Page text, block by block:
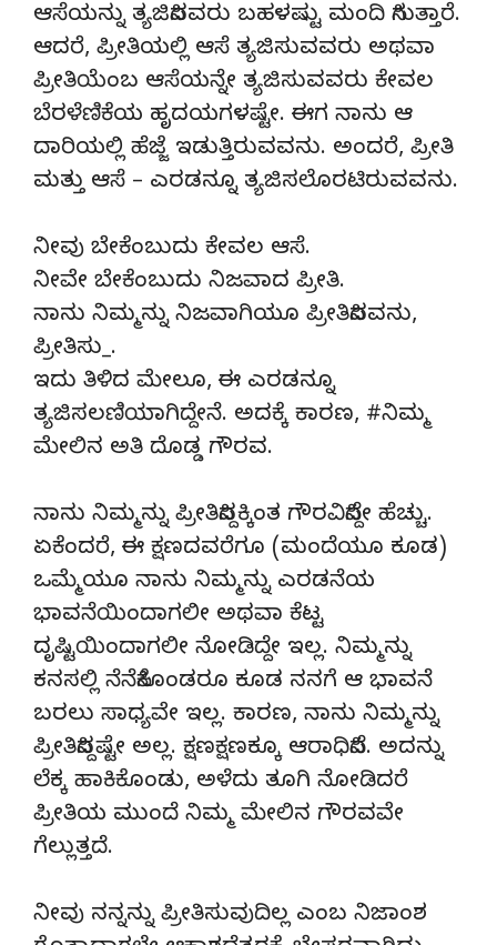
ಆಸೆಯನ್ನು ತ್ಯಜಿಸಿದವರು ಬಹಳಷ್ಟು ಮಂದಿ ಸಿಗುತ್ತಾರೆ.
ಆದರೆ, ಪ್ರೀತಿಯಲ್ಲಿ ಆಸೆ ತ್ಯಜಿಸುವವರು ಅಥವಾ
ಪ್ರೀತಿಯೆಂಬ ಆಸೆಯನ್ನೇ ತ್ಯಜಿಸುವವರು ಕೇವಲ
ಬೆರಳೆಣಿಕೆಯ ಹೃದಯಗಳಷ್ಟೇ. ಈಗ ನಾನು ಆ
ದಾರಿಯಲ್ಲಿ ಹೆಜ್ಜೆ ಇಡುತ್ತಿರುವವನು. ಅಂದರೆ, ಪ್ರೀತಿ
ಮತ್ತು ಆಸೆ – ಎರಡನ್ನೂ ತ್ಯಜಿಸಲೊರಟಿರುವವನು.
ನೀವು ಬೇಕೆಂಬುದು ಕೇವಲ ಆಸೆ.
ನೀವೇ ಬೇಕೆಂಬುದು ನಿಜವಾದ ಪ್ರೀತಿ.
ನಾನು ನಿಮ್ಮನ್ನು ನಿಜವಾಗಿಯೂ ಪ್ರೀತಿಸಿದವನು,
ಪ್ರೀತಿಸು_.
ಇದು ತಿಳಿದ ಮೇಲೂ, ಈ ಎರಡನ್ನೂ
ತ್ಯಜಿಸಲಣಿಯಾಗಿದ್ದೇನೆ. ಅದಕ್ಕೆ ಕಾರಣ, #ನಿಮ್ಮ
ಮೇಲಿನ ಅತಿ ದೊಡ್ಡ ಗೌರವ.
ನಾನು ನಿಮ್ಮನ್ನು ಪ್ರೀತಿಸಿದ್ದಕ್ಕಿಂತ ಗೌರವಿಸಿದ್ದೇ ಹೆಚ್ಚು.
ಏಕೆಂದರೆ, ಈ ಕ್ಷಣದವರೆಗೂ (ಮಂದೆಯೂ ಕೂಡ)
ಒಮ್ಮೆಯೂ ನಾನು ನಿಮ್ಮನ್ನು ಎರಡನೆಯ
ಭಾವನೆಯಿಂದಾಗಲೀ ಅಥವಾ ಕೆಟ್ಟ
ದೃಷ್ಟಿಯಿಂದಾಗಲೀ ನೋಡಿದ್ದೇ ಇಲ್ಲ. ನಿಮ್ಮನ್ನು
ಕನಸಲ್ಲಿ ನೆನೆಸಿಕೊಂಡರೂ ಕೂಡ ನನಗೆ ಆ ಭಾವನೆ
ಬರಲು ಸಾಧ್ಯವೇ ಇಲ್ಲ. ಕಾರಣ, ನಾನು ನಿಮ್ಮನ್ನು
ಪ್ರೀತಿಸಿದ್ದಷ್ಟೇ ಅಲ್ಲ. ಕ್ಷಣಕ್ಷಣಕ್ಕೂ ಆರಾಧಿಸಿದೆ. ಅದನ್ನು
ಲೆಕ್ಕ ಹಾಕಿಕೊಂಡು, ಅಳೆದು ತೂಗಿ ನೋಡಿದರೆ
ಪ್ರೀತಿಯ ಮುಂದೆ ನಿಮ್ಮ ಮೇಲಿನ ಗೌರವವೇ
ಗೆಲ್ಲುತ್ತದೆ.
ನೀವು ನನ್ನನ್ನು ಪ್ರೀತಿಸುವುದಿಲ್ಲ ಎಂಬ ನಿಜಾಂಶ